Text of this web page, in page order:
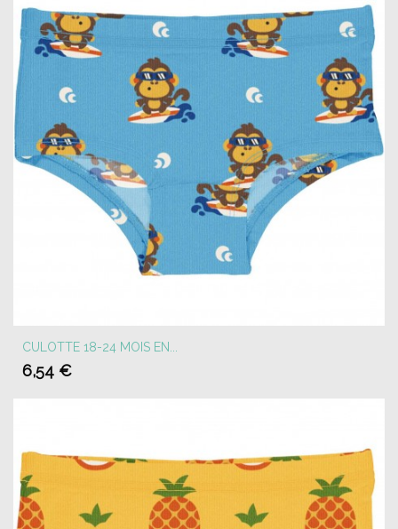
CULOTTE 18-24 MOIS EN...
6,54 €